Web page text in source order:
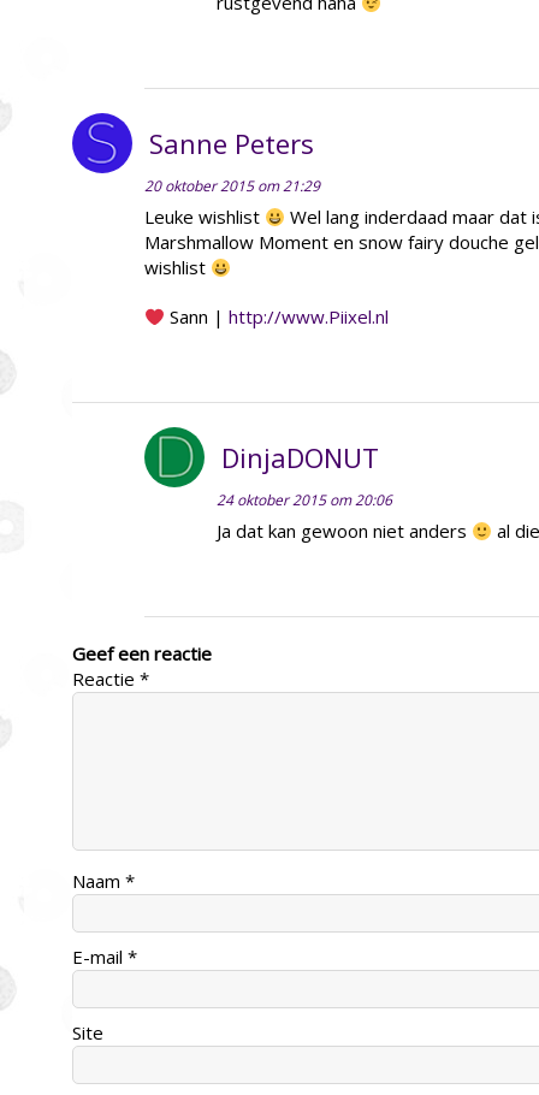
Sanne Peters
20 oktober 2015 om 21:29
Leuke wishlist
Wel lang inderdaad maar dat
Marshmallow Moment en snow fairy douche
wishlist
Sann |http://www.Piixel.nl
DinjaDONUT
24 oktober 2015 om 20:06
Ja dat kan gewoon niet anders al
Geef een reactie
Reactie *
Naam *
E-mail *
Site